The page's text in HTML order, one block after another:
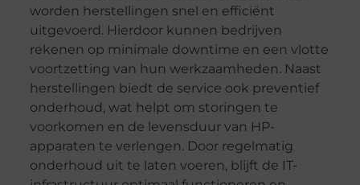
worden herstellingen snel en efficiënt
uitgevoerd. Hierdoor kunnen bedrijven
rekenen op minimale downtime en een vlotte
voortzetting van hun werkzaamheden. Naast
herstellingen biedt de service ook preventief
onderhoud, wat helpt om storingen te
voorkomen en de levensduur van HP-
apparaten te verlengen. Door regelmatig
onderhoud uit te laten voeren, blijft de IT-